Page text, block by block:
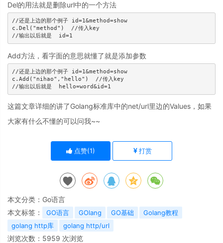
Del的用法就是删除url中的一个方法
//还是上边的那个例子 id=1&method=show
c.Del("method")  //传入key
Add方法，看字面的意思就懂了就是添加参数
//还是上边的那个例子 id=1&method=show
c.Add("nihao","hello")  //传入key
这篇文章详细的讲了Golang标准库中的net/url里边的Values，如果
大家有什么不懂的可以问我~~
点赞(1) 打赏
本文分类： Go语言
本文标签：
GO语言 GOlang GO基础
Golang教程
golang http库
golang http/url
浏览次数： 5959 次浏览